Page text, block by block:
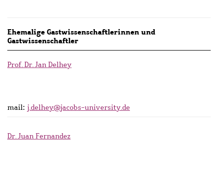
Ehemalige Gastwissenschaftlerinnen und
Gastwissenschaftler
Prof. Dr. Jan Delhey
mail: j.delhey@jacobs-university.de
Dr. Juan Fernandez